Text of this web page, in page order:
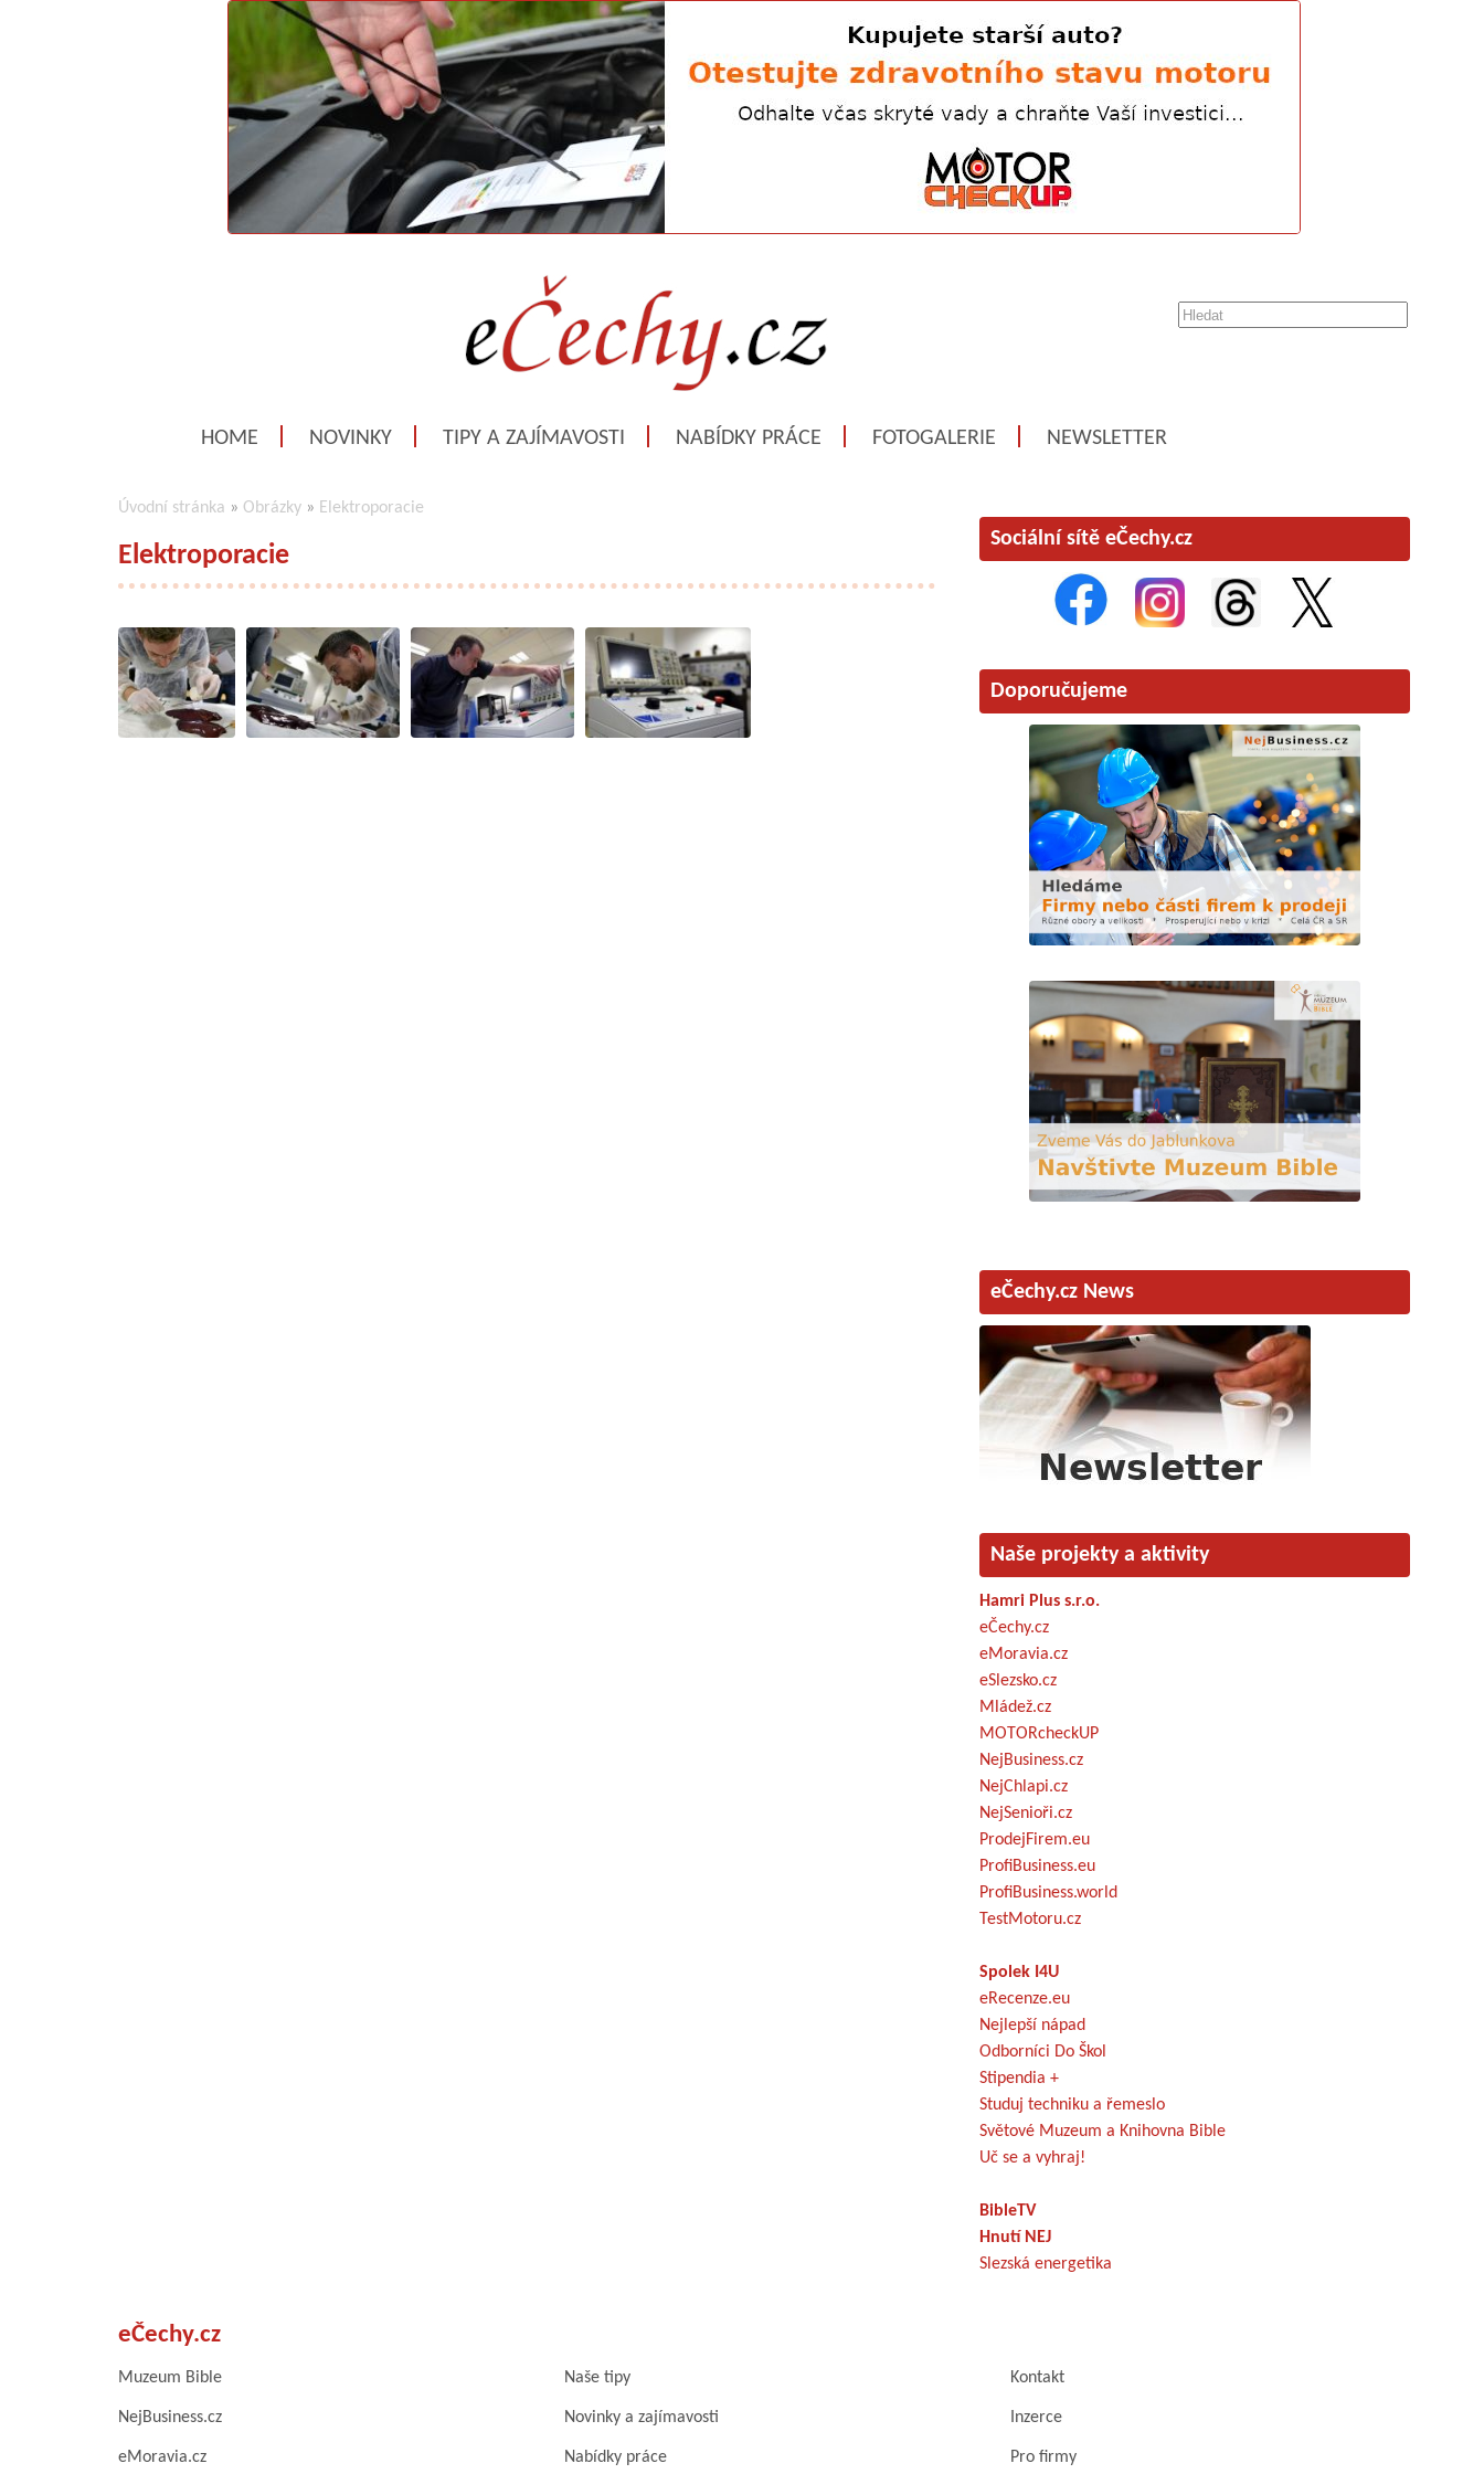
HOME NOVINKY TIPY A ZAJÍMAVOSTI NABÍDKY PRÁCE FOTOGALERIE NEWSLETTER
Úvodní stránka » Obrázky » Elektroporacie
Elektroporacie
Sociální sítě eČechy.cz
Doporučujeme
eČechy.cz News
Naše projekty a aktivity
Hamri Plus s.r.o.
eČechy.cz
eMoravia.cz
eSlezsko.cz
Mládež.cz
MOTORcheckUP
NejBusiness.cz
NejChlapi.cz
NejSenioři.cz
ProdejFirem.eu
ProfiBusiness.eu
ProfiBusiness.world
TestMotoru.cz
Spolek I4U
eRecenze.eu
Nejlepší nápad
Odborníci Do Škol
Stipendia +
Studuj techniku a řemeslo
Světové Muzeum a Knihovna Bible
Uč se a vyhraj!
BibleTV
Hnutí NEJ
Slezská energetika
eČechy.cz
Muzeum Bible Naše tipy Kontakt
NejBusiness.cz Novinky a zajímavosti Inzerce
eMoravia.cz Nabídky práce Pro firmy